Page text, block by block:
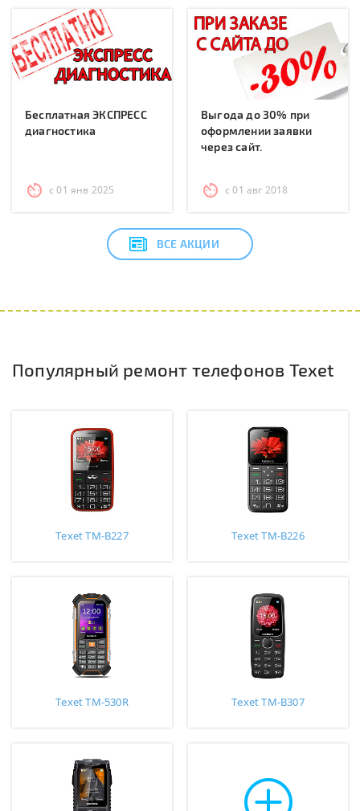
Бесплатная ЭКСПРЕСС
диагностика
с 01 янв 2025
Выгода до 30% при
оформлении заявки
через сайт.
с 01 авг 2018
ВСЕ АКЦИИ
Популярный ремонт телефонов Texet
Texet TM-B227 Texet TM-B226
Texet TM-530R Texet TM-B307